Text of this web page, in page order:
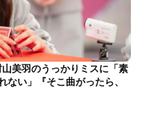
美羽のうっかりミスに「素
い」『そこ曲がったら、